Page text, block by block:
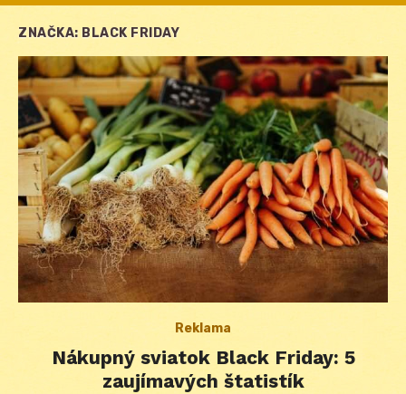
ZNAČKA: BLACK FRIDAY
Reklama
Nákupný sviatok Black Friday: 5
zaujímavých štatistík